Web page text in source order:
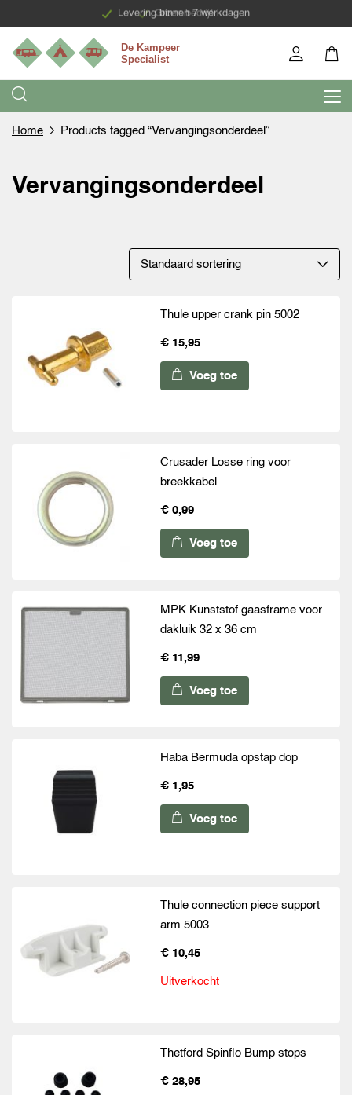
Groen bedrijf
Levering binnen 7 werkdagen
Home Products tagged “Vervangingsonderdeel”
Vervangingsonderdeel
Thule upper crank pin 5002
€ 15,95
Voeg toe
Crusader Losse ring voor
breekkabel
€ 0,99
Voeg toe
MPK Kunststof gaasframe voor
dakluik 32 x 36 cm
€ 11,99
Voeg toe
Haba Bermuda opstap dop
€ 1,95
Voeg toe
Thule connection piece support
arm 5003
€ 10,45
Uitverkocht
Thetford Spinflo Bump stops
€ 28,95